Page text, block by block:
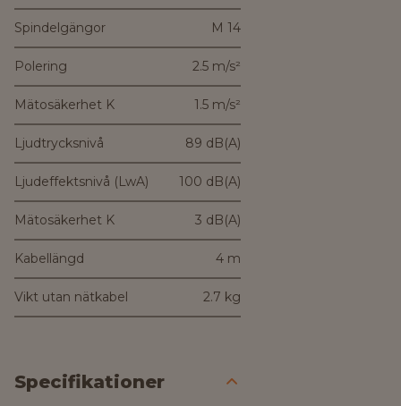
Spindelgängor M 14
Polering 2.5 m/s²
Mätosäkerhet K 1.5 m/s²
Ljudtrycksnivå 89 dB(A)
Ljudeffektsnivå (LwA) 100 dB(A)
Mätosäkerhet K 3 dB(A)
Kabellängd 4 m
Vikt utan nätkabel 2.7 kg
Specifikationer